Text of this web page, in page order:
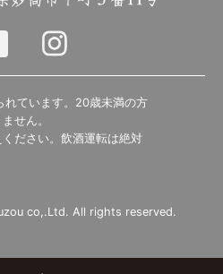
れています。20歳未満の方
せん。
ださい。飲酒運転は絶対
co,.Ltd. All rights reserved.